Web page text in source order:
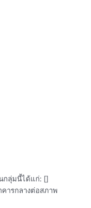
กลุ่มนี้ได้แก่: []
ารกลางต่อสภาพ